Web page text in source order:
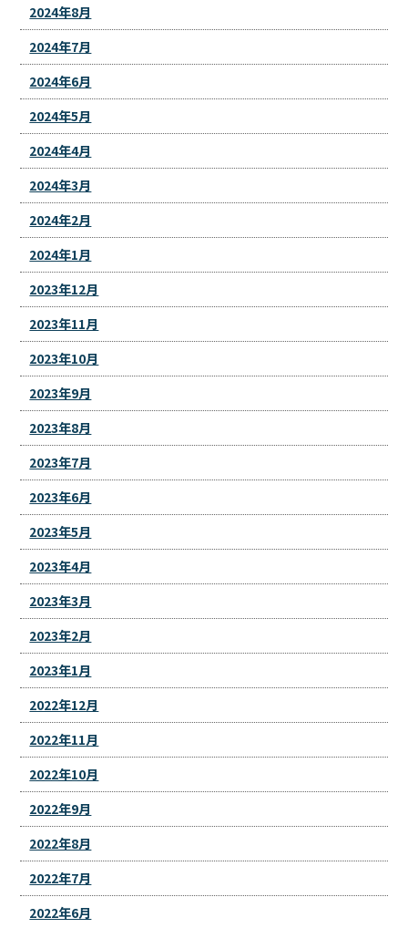
2024年8月
2024年7月
2024年6月
2024年5月
2024年4月
2024年3月
2024年2月
2024年1月
2023年12月
2023年11月
2023年10月
2023年9月
2023年8月
2023年7月
2023年6月
2023年5月
2023年4月
2023年3月
2023年2月
2023年1月
2022年12月
2022年11月
2022年10月
2022年9月
2022年8月
2022年7月
2022年6月